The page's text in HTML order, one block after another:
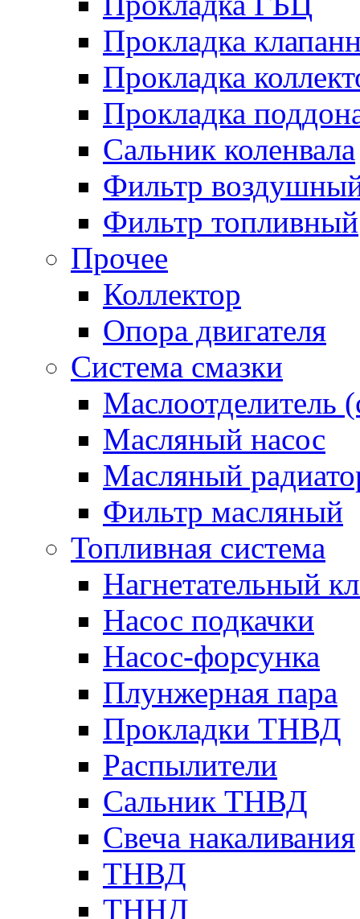
Прокладка
Прокладка
Прокладка
Сальник коленвала
Фильтр
Фильтр топливный
Прочее
Коллектор
Опора двигателя
Система смазки
Маслоотделитель
Масляный насос
Масляный
Фильтр масляный
Топливная система
Нагнетательный
Насос подкачки
Насос-форсунка
Плунжерная пара
Прокладки ТНВД
Распылители
Сальник ТНВД
Свеча накаливания
ТНВД
ТННД